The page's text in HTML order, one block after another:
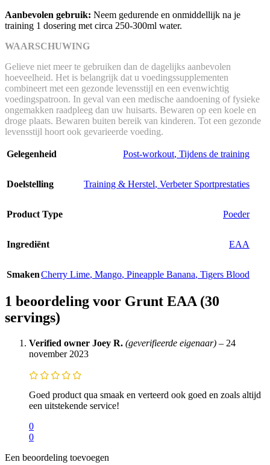
Aanbevolen gebruik: Neem gedurende en onmiddellijk na je
training 1 dosering met circa 250-300ml water.
WAARSCHUWING
Gelieve niet meer te gebruiken dan de dagelijks aanbevolen
hoeveelheid. Het is belangrijk dat u voedingssupplementen
combineert met een gezonde levensstijl en een evenwichtig
voedingspatroon. In geval van een medische aandoening of fysieke
ongemakken raadpleeg dan uw huisarts. Bewaren op een koele en
droge plaats. Bewaren buiten bereik van kinderen. Tot een gezonde
levensstijl hoort ook gevarieerde voeding.
Gelegenheid Post-workout, Tijdens de training
Doelstelling Training & Herstel, Verbeter Sportprestaties
Product Type Poeder
Ingrediënt EAA
SmakenCherry Lime, Mango, Pineapple Banana, Tigers Blood
1 beoordeling voor Grunt EAA (30
servings)
Verified owner Joey R. (geverifieerde eigenaar) – 24
november 2023
Goed product qua smaak en verteerd ook goed en zoals altijd
een uitstekende service!
0
0
Een beoordeling toevoegen